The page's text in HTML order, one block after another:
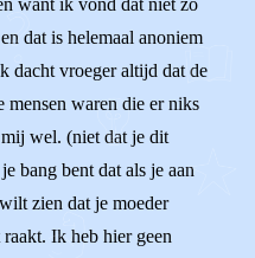
want ik vond dat niet zo
dat is helemaal anoniem
dacht vroeger altijd dat de
waren die er niks
wel. (niet dat je dit
bang bent dat als je aan
zien dat je moeder
Ik heb hier geen